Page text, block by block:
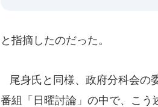
と指摘したのだった。
尾身氏と同様、政府分科会の
番組「日曜討論」の中で、こう